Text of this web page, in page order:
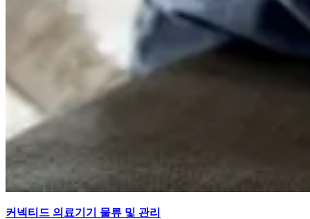
커넥티드 의료기기 물류 및 관리